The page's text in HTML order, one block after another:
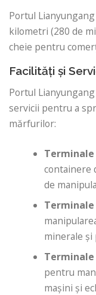
Portul
kilometri (280 de
cheie pentru
Facilități și
Portul
servicii pentru a
mărfurilor:
containere
de
minerale și
pentru
mașini și